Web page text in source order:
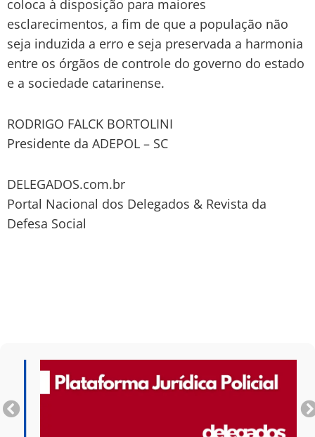
coloca à disposição para maiores
esclarecimentos, a fim de que a população não
seja induzida a erro e seja preservada a harmonia
entre os órgãos de controle do governo do estado
e a sociedade catarinense.
RODRIGO FALCK BORTOLINI
Presidente da ADEPOL – SC
DELEGADOS.com.br
Portal Nacional dos Delegados & Revista da
Defesa Social